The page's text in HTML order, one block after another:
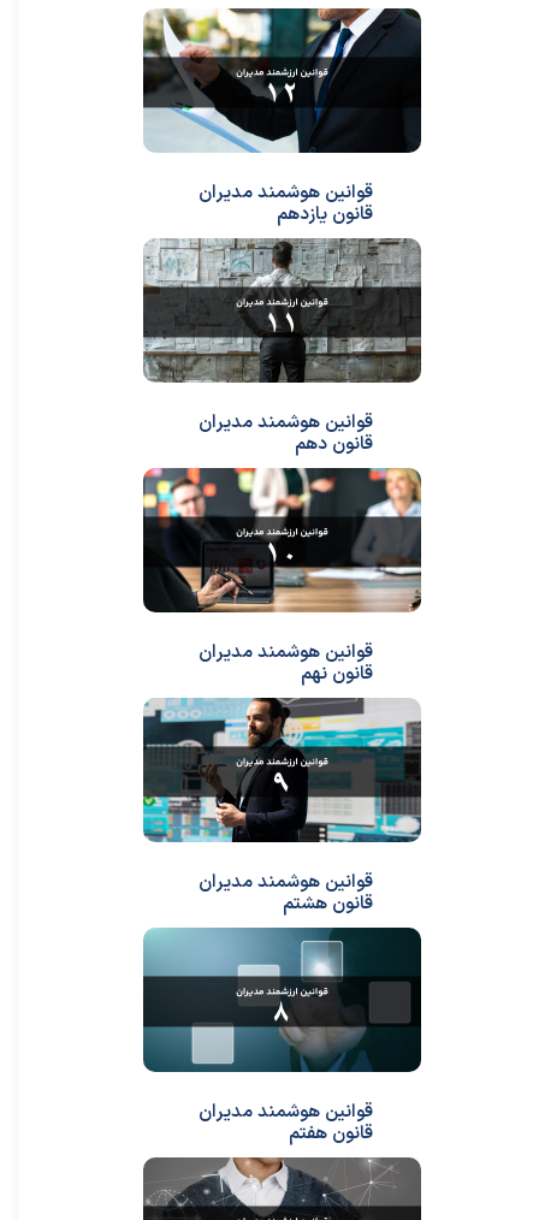
قوانین هوشمند مدیران
قانون یازدهم
قوانین هوشمند مدیران
قانون دهم
قوانین هوشمند مدیران
قانون نهم
قوانین هوشمند مدیران
قانون هشتم
قوانین هوشمند مدیران
قانون هفتم